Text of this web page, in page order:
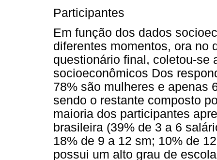
Participantes
Em função dos dados
diferentes momentos, ora no
questionário final, coletou-se
socioeconômicos Dos
78% são mulheres e apenas
sendo o restante composto
maioria dos participantes
brasileira (39% de 3 a 6
18% de 9 a 12 sm; 10% de
possui um alto grau de